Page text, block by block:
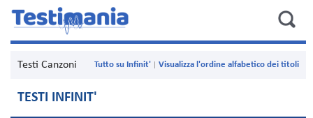
Testi Canzoni Visualizza l'ordine alfabetico dei titoli
Tutto su Infinit'
TESTI INFINIT'